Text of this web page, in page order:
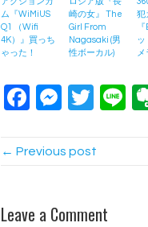
ム『WiMiUS
Q1 （Wifi
4K）』買っち
ゃった！
崎の女』 The
Girl From
Nagasaki (男
性ボーカル)
犯
ッ
メ
Facebook
← Previous post
Leave a Comment